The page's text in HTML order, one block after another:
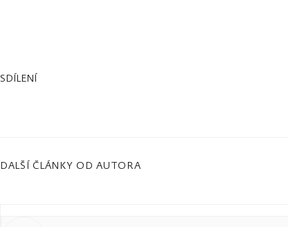
SDÍLENÍ
DALŠÍ ČLÁNKY OD AUTORA